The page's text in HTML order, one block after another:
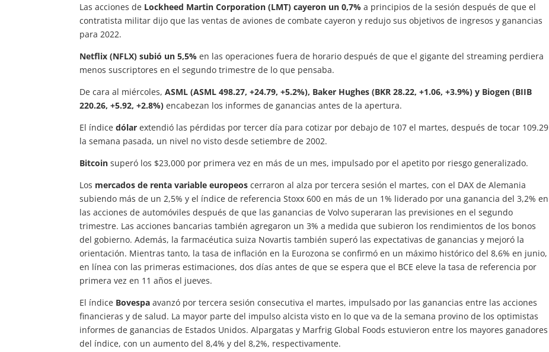
Las acciones de Lockheed Martin Corporation (LMT) cayeron un 0,7% a principios de la sesión después de que el
contratista militar dijo que las ventas de aviones de combate cayeron y redujo sus objetivos de ingresos y ganancias
para 2022.
Netflix (NFLX) subió un 5,5% en las operaciones fuera de horario después de que el gigante del streaming perdiera
menos suscriptores en el segundo trimestre de lo que pensaba.
De cara al miércoles,ASML (ASML 498.27, +24.79, +5.2%), Baker Hughes (BKR 28.22, +1.06, +3.9%) y Biogen (BIIB
220.26, +5.92, +2.8%) encabezan los informes de ganancias antes de la apertura.
El índicedólar extendió las pérdidas por tercer día para cotizar por debajo de 107 el martes, después de tocar 109.29
la semana pasada, un nivel no visto desde setiembre de 2002.
Bitcoin superó los $23,000 por primera vez en más de un mes, impulsado por el apetito por riesgo generalizado.
Los mercados de renta variable europeos cerraron al alza por tercera sesión el martes, con el DAX de Alemania
subiendo más de un 2,5% y el índice de referencia Stoxx 600 en más de un 1% liderado por una ganancia del 3,2% en
las acciones de automóviles después de que las ganancias de Volvo superaran las previsiones en el segundo
trimestre. Las acciones bancarias también agregaron un 3% a medida que subieron los rendimientos de los bonos
del gobierno. Además, la farmacéutica suiza Novartis también superó las expectativas de ganancias y mejoró la
orientación. Mientras tanto, la tasa de inflación en la Eurozona se confirmó en un máximo histórico del 8,6% en junio,
en línea con las primeras estimaciones, dos días antes de que se espera que el BCE eleve la tasa de referencia por
primera vez en 11 años el jueves.
El índice Bovespa avanzó por tercera sesión consecutiva el martes, impulsado por las ganancias entre las acciones
financieras y de salud. La mayor parte del impulso alcista visto en lo que va de la semana provino de los optimistas
informes de ganancias de Estados Unidos. Alpargatas y Marfrig Global Foods estuvieron entre los mayores ganadores
del índice, con un aumento del 8,4% y del 8,2%, respectivamente.